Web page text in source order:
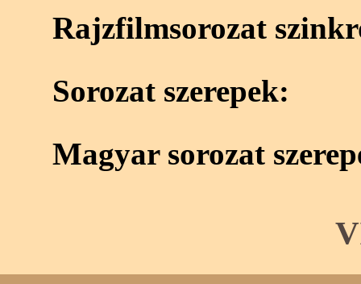
Rajzfilmsorozat
Sorozat szerepek:
Magyar sorozat